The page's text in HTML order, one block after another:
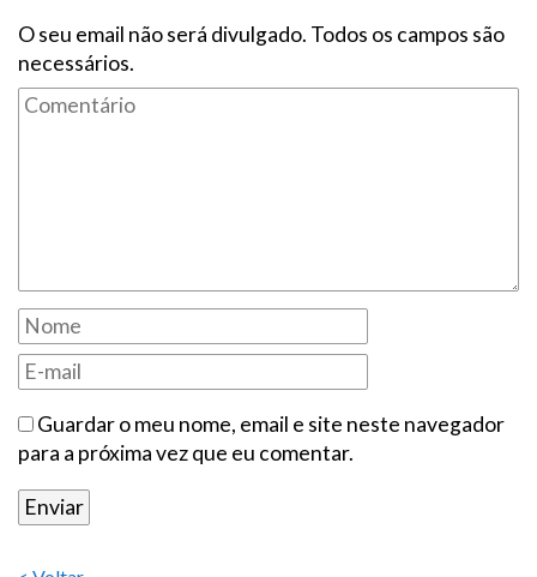
O seu email não será divulgado. Todos os campos são
necessários.
Guardar o meu nome, email e site neste navegador
para a próxima vez que eu comentar.